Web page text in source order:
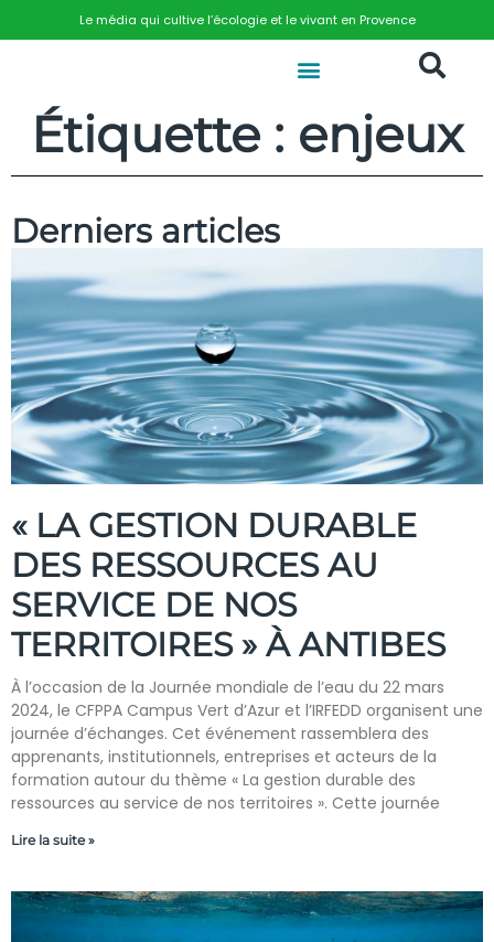
Le média qui cultive l’écologie et le vivant en Provence
Étiquette : enjeux
Derniers articles
« LA GESTION DURABLE
DES RESSOURCES AU
SERVICE DE NOS
TERRITOIRES » À ANTIBES
À l’occasion de la Journée mondiale de l’eau du 22 mars
2024, le CFPPA Campus Vert d’Azur et l’IRFEDD organisent une
journée d’échanges. Cet événement rassemblera des
apprenants, institutionnels, entreprises et acteurs de la
formation autour du thème « La gestion durable des
ressources au service de nos territoires ». Cette journée
Lire la suite »